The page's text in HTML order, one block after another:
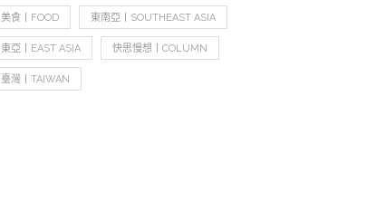
美食丨FOOD 東南亞丨SOUTHEAST ASIA
東亞丨EAST ASIA 快思慢想丨COLUMN
臺灣丨TAIWAN